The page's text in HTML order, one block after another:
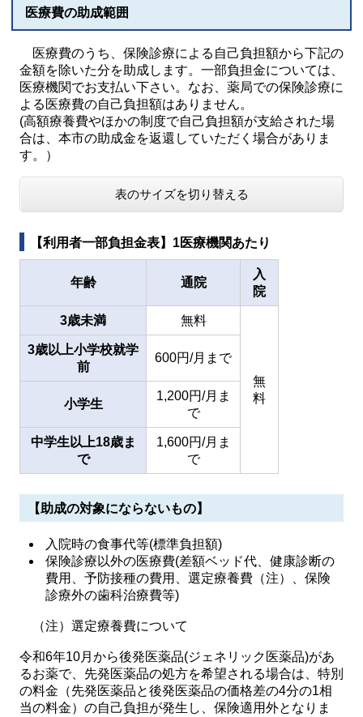
医療費の助成範囲
医療費のうち、保険診療による自己負担額から下記の
金額を除いた分を助成します。一部負担金については、
医療機関でお支払い下さい。なお、薬局での保険診療に
よる医療費の自己負担額はありません。
(高額療養費やほかの制度で自己負担額が支給された場
合は、本市の助成金を返還していただく場合がありま
す。）
表のサイズを切り替える
【利用者一部負担金表】1医療機関あたり
年齢 通院
入
院
3歳未満 無料
無
料
3歳以上小学校就学
前
600円/月まで
小学生
1,200円/月ま
で
中学生以上18歳ま
で
1,600円/月ま
で
【助成の対象にならないもの】
入院時の食事代等(標準負担額)
保険診療以外の医療費(差額ベッド代、健康診断の
費用、予防接種の費用、選定療養費（注）、保険
診療外の歯科治療費等)
（注）選定療養費について
令和6年10月から後発医薬品(ジェネリック医薬品)があ
るお薬で、先発医薬品の処方を希望される場合は、特別
の料金（先発医薬品と後発医薬品の価格差の4分の1相
当の料金）の自己負担が発生し、保険適用外となりま